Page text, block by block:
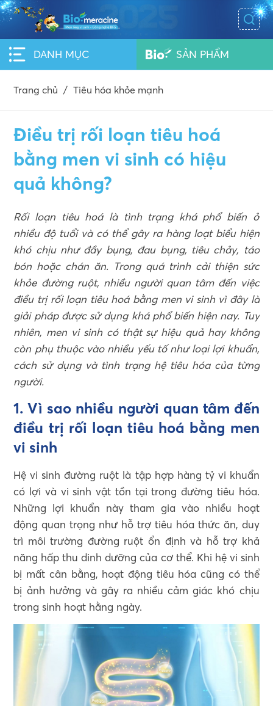
DANH MỤC SẢN PHẨM
Trang chủ / Tiêu hóa khỏe mạnh
Điều trị rối loạn tiêu hoá
bằng men vi sinh có hiệu
quả không?
Rối loạn tiêu hoá là tình trạng khá phổ biến ở
nhiều độ tuổi và có thể gây ra hàng loạt biểu hiện
khó chịu như đầy bụng, đau bụng, tiêu chảy, táo
bón hoặc chán ăn. Trong quá trình cải thiện sức
khỏe đường ruột, nhiều người quan tâm đến việc
điều trị rối loạn tiêu hoá bằng men vi sinh vì đây là
giải pháp được sử dụng khá phổ biến hiện nay. Tuy
nhiên, men vi sinh có thật sự hiệu quả hay không
còn phụ thuộc vào nhiều yếu tố như loại lợi khuẩn,
cách sử dụng và tình trạng hệ tiêu hóa của từng
người.
1. Vì sao nhiều người quan tâm đến
điều trị rối loạn tiêu hoá bằng men
vi sinh
Hệ vi sinh đường ruột là tập hợp hàng tỷ vi khuẩn
có lợi và vi sinh vật tồn tại trong đường tiêu hóa.
Những lợi khuẩn này tham gia vào nhiều hoạt
động quan trọng như hỗ trợ tiêu hóa thức ăn, duy
trì môi trường đường ruột ổn định và hỗ trợ khả
năng hấp thu dinh dưỡng của cơ thể. Khi hệ vi sinh
bị mất cân bằng, hoạt động tiêu hóa cũng có thể
bị ảnh hưởng và gây ra nhiều cảm giác khó chịu
trong sinh hoạt hằng ngày.